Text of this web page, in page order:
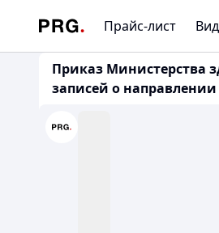
Прайс-лист
Приказ Министерства
записей о